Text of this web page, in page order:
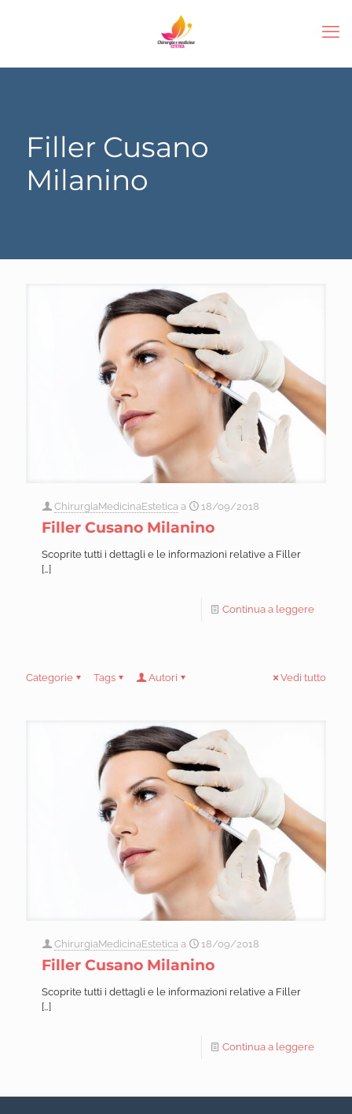
Filler Cusano
Milanino
ChirurgiaMedicinaEstetica a 18/09/2018
Filler Cusano Milanino
Scoprite tutti i dettagli e le informazioni relative a Filler
[…]
Continua a leggere
Categorie Tags Autori Vedi tutto
ChirurgiaMedicinaEstetica a 18/09/2018
Filler Cusano Milanino
Scoprite tutti i dettagli e le informazioni relative a Filler
[…]
Continua a leggere